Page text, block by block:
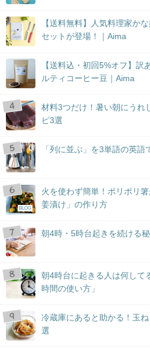
【送料無料】人気料理家か
セットが登場！｜Aima
【送料込・初回5%オフ】訳
ルティコーヒー豆｜Aima
材料3つだけ！暑い朝にうれ
ピ3選
「列に並ぶ」を3単語の英語
BLOG
火を使わず簡単！ポリポリ
姜漬け」の作り方
朝4時・5時台起きを続ける
朝4時台に起きる人は何して
時間の使い方」
冷蔵庫にあると助かる！玉
選